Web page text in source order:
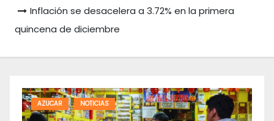
Inflación se desacelera a 3.72% en la primera
quincena de diciembre
AZUCAR NOTICIAS